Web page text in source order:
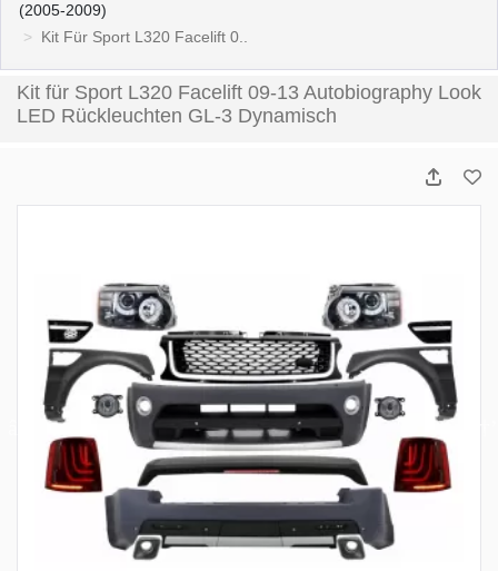
(2005-2009)
Kit Für Sport L320 Facelift 0..
Kit für Sport L320 Facelift 09-13 Autobiography Look
LED Rückleuchten GL-3 Dynamisch